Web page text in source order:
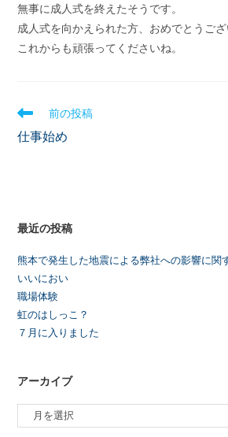
無事に成人式を終えたそうです。
成人式を向かえられた方、おめでとうござ
これからも頑張ってくださいね。
前の投稿
仕事始め
最近の投稿
熊本で発生した地震による弊社への影響に関
いいにおい
職場体験
虹のはしっこ？
７月に入りました
アーカイブ